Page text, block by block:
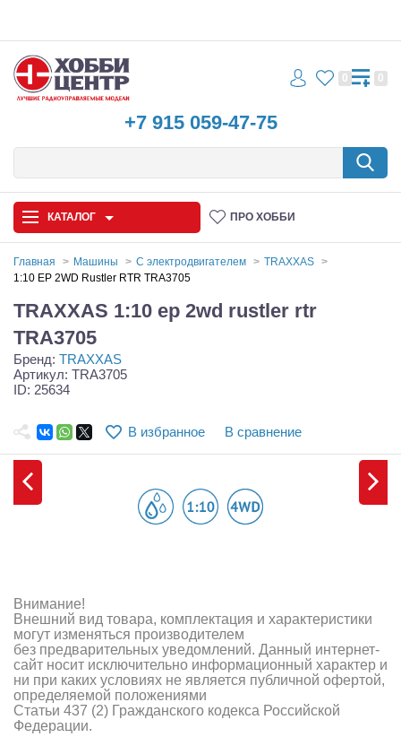
+7 915 059-47-75
0 0
КАТАЛОГ ПРО ХОББИ
Запчасти и аксессуары
Игрушки
Судомодели
Аккумуляторы и батарейки
Зарядные устройства и блоки питания
Двигатели
Технические жидкости
Главная Машины С электродвигателем
TRAXXAS
1:10 EP 2WD Rustler RTR TRA3705
TRAXXAS 1:10 ep 2wd rustler rtr
TRA3705
Бренд: TRAXXAS
Артикул: TRA3705
ID: 25634
В избранное В сравнение
Внимание!
Внешний вид товара, комплектация и характеристики
могут изменяться производителем
без предварительных уведомлений. Данный интернет-
сайт носит исключительно информационный характер и
ни при каких условиях не является публичной офертой,
определяемой положениями
Статьи 437 (2) Гражданского кодекса Российской
Федерации.